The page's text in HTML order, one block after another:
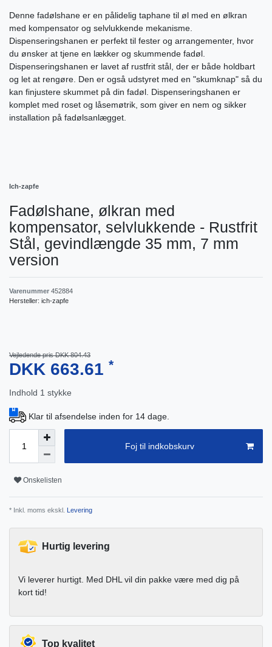
Denne fadølshane er en pålidelig taphane til øl med en ølkran
med kompensator og selvlukkende mekanisme.
Dispenseringshanen er perfekt til fester og arrangementer, hvor
du ønsker at tjene en lækker og skummende fadøl.
Dispenseringshanen er lavet af rustfrit stål, der er både holdbart
og let at rengøre. Den er også udstyret med en "skumknap" så du
kan finjustere skummet på din fadøl. Dispenseringshanen er
komplet med roset og låsemøtrik, som giver en nem og sikker
installation på fadølsanlægget.
Ich-zapfe
Fadølshane, ølkran med
kompensator, selvlukkende - Rustfrit
Stål, gevindlængde 35 mm, 7 mm
version
Varenummer 452884
Hersteller: ich-zapfe
Vejledende pris DKK 804.43
DKK 663.61 *
Indhold 1 stykke
Klar til afsendelse inden for 14 dage.
Foj til indkobskurv
Onskelisten
* Inkl. moms ekskl. Levering
Hurtig levering
Vi leverer hurtigt. Med DHL vil din pakke være med dig på
kort tid!
Top kvalitet